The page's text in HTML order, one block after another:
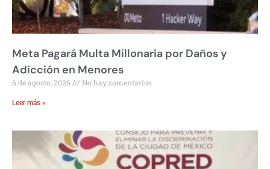
Meta Pagará Multa Millonaria por Daños y
Adicción en Menores
6 de agosto, 2026 No hay comentarios
Leer más »